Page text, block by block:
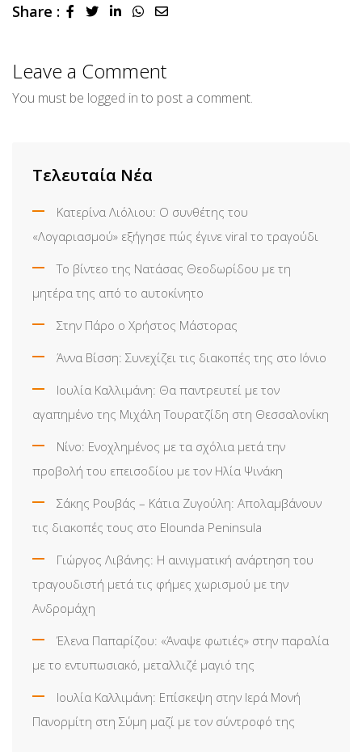
Share : LinkedInWhatsapp
Share
Leave a Comment
You must be logged in to post a comment.
Τελευταία Νέα
Κατερίνα Λιόλιου: Ο συνθέτης του
«Λογαριασμού» εξήγησε πώς έγινε viral το τραγούδι
Το βίντεο της Νατάσας Θεοδωρίδου με τη
μητέρα της από το αυτοκίνητο
Στην Πάρο ο Χρήστος Μάστορας
Άννα Βίσση: Συνεχίζει τις διακοπές της στο Ιόνιο
Ιουλία Καλλιμάνη: Θα παντρευτεί με τον
αγαπημένο της Μιχάλη Τουρατζίδη στη Θεσσαλονίκη
Νίνο: Ενοχλημένος με τα σχόλια μετά την
προβολή του επεισοδίου με τον Ηλία Ψινάκη
Σάκης Ρουβάς – Κάτια Ζυγούλη: Απολαμβάνουν
τις διακοπές τους στο Elounda Peninsula
Γιώργος Λιβάνης: Η αινιγματική ανάρτηση του
τραγουδιστή μετά τις φήμες χωρισμού με την
Ανδρομάχη
Έλενα Παπαρίζου: «Άναψε φωτιές» στην παραλία
με το εντυπωσιακό, μεταλλιζέ μαγιό της
Ιουλία Καλλιμάνη: Επίσκεψη στην Ιερά Μονή
Πανορμίτη στη Σύμη μαζί με τον σύντροφό της